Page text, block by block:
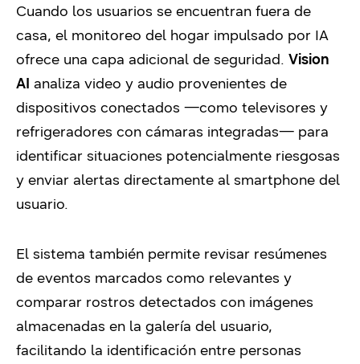
Cuando los usuarios se encuentran fuera de
casa, el monitoreo del hogar impulsado por IA
ofrece una capa adicional de seguridad. Vision
AI analiza video y audio provenientes de
dispositivos conectados —como televisores y
refrigeradores con cámaras integradas— para
identificar situaciones potencialmente riesgosas
y enviar alertas directamente al smartphone del
usuario.
El sistema también permite revisar resúmenes
de eventos marcados como relevantes y
comparar rostros detectados con imágenes
almacenadas en la galería del usuario,
facilitando la identificación entre personas